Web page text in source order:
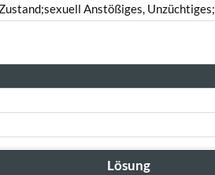
Anstößiges, Unzüchtiges;
Lösung